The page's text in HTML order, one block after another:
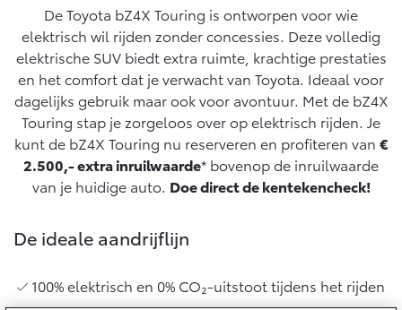
Vanaf € 31.895,- Vanaf € 32.995,-
Corolla Hatchback
HYBRIDE
Vanaf € 33.495,-
Corolla Touring Sports
HYBRIDE
Vanaf € 35.495,-
Airco check
Vakantiecheck
Hybride Zekerheid Controle
Toyota handleidingen
Toyota Service Informatie (SIL)
Schade & Garantie
Toyota Pechhulp
10 jaar Toyota garantie
Wat is Private Lease?
Bereken je maandbedrag
Private Lease voor ZZP
Financieren
Toyota Betaalplan
Oplaadservice
Thuislaadpakketten
Laadpas
Zakelijk
Toyota voor de zaak
Leaserijder
ZZP
Wagenparkbeheer
Operational Lease
Werkplaatsafspraak maken
Contact en Route
Schade melden
Plan een proefrit
Vraag een brochure aan
Bekijk de verwachte modellen
De Toyota bZ4X Touring is ontworpen voor wie
elektrisch wil rijden zonder concessies. Deze volledig
elektrische SUV biedt extra ruimte, krachtige prestaties
en het comfort dat je verwacht van Toyota. Ideaal voor
dagelijks gebruik maar ook voor avontuur. Met de bZ4X
Touring stap je zorgeloos over op elektrisch rijden. Je
kunt de bZ4X Touring nu reserveren en profiteren van €
2.500,- extra inruilwaarde* bovenop de inruilwaarde
van je huidige auto. Doe direct de kentekencheck!
De ideale aandrijflijn
100% elektrisch en 0% CO₂-uitstoot tijdens het rijden